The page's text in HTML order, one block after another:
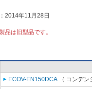
2014年11月28日
品は旧型品です。
ECOV-EN150DCA （ コンデ